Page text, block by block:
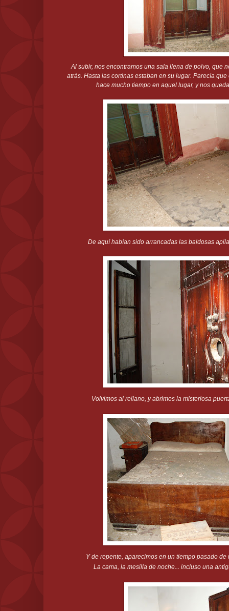
Al subir, nos encontramos una sala llena de polvo, que
atrás. Hasta las cortinas estaban en su lugar. Parecía
hace mucho tiempo en aquel lugar, y nos
De aquí habían sido arrancadas las baldosas
Volvimos al rellano, y abrimos la misteriosa
Y de repente, aparecimos en un tiempo pasado
La cama, la mesilla de noche... incluso una